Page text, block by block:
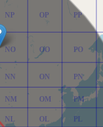
NL
NM
NN
NO
NP
OL
OM
ON
OO
OP
PL
PM
PN
PO
PP